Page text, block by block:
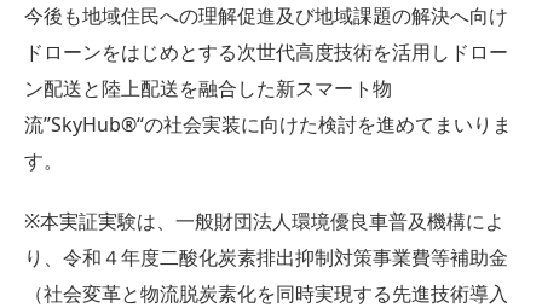
今後も地域住民への理解促進及び地域課題の解決へ向け
ドローンをはじめとする次世代高度技術を活用しドロー
ン配送と陸上配送を融合した新スマート物
流”SkyHub®“の社会実装に向けた検討を進めてまいりま
す。
※本実証実験は、一般財団法人環境優良車普及機構によ
り、令和４年度二酸化炭素排出抑制対策事業費等補助金
（社会変革と物流脱炭素化を同時実現する先進技術導入